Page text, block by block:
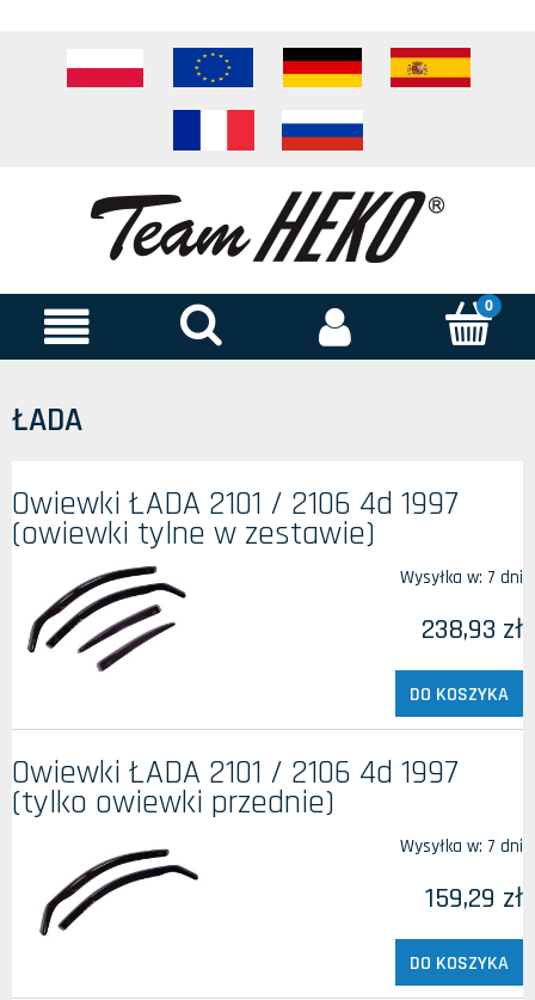
ŁADA
Owiewki ŁADA 2101 / 2106 4d 1997
(owiewki tylne w zestawie)
Wysyłka w: 7 dni
238,93 zł
DO KOSZYKA
Owiewki ŁADA 2101 / 2106 4d 1997
(tylko owiewki przednie)
Wysyłka w: 7 dni
159,29 zł
DO KOSZYKA